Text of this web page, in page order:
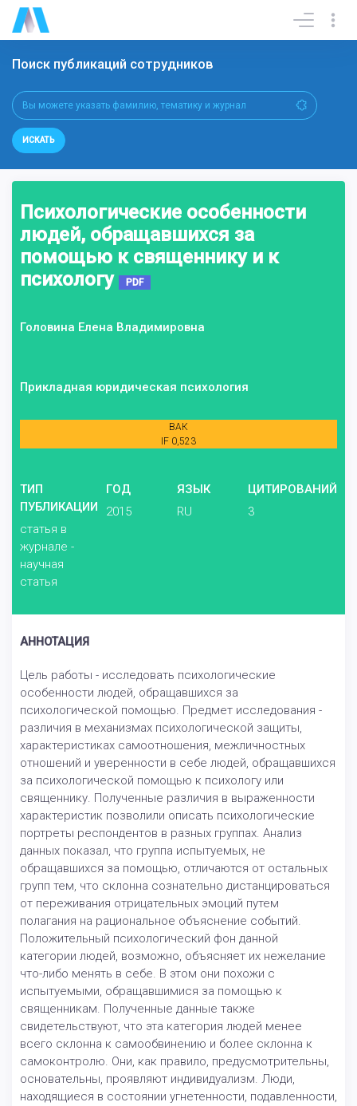
Поиск публикаций сотрудников
ИСКАТЬ
Психологические особенности
людей, обращавшихся за
помощью к священнику и к
психологу
PDF
Головина Елена Владимировна
Прикладная юридическая психология
ВАК
IF 0,523
ТИП
ПУБЛИКАЦИИ
статья в
журнале -
научная
статья
ГОД
2015
ЯЗЫК
RU
ЦИТИРОВАНИЙ
3
АННОТАЦИЯ
Цель работы - исследовать психологические
особенности людей, обращавшихся за
психологической помощью. Предмет исследования -
различия в механизмах психологической защиты,
характеристиках самоотношения, межличностных
отношений и уверенности в себе людей, обращавшихся
за психологической помощью к психологу или
священнику. Полученные различия в выраженности
характеристик позволили описать психологические
портреты респондентов в разных группах. Анализ
данных показал, что группа испытуемых, не
обращавшихся за помощью, отличаются от остальных
групп тем, что склонна сознательно дистанцироваться
от переживания отрицательных эмоций путем
полагания на рациональное объяснение событий.
Положительный психологический фон данной
категории людей, возможно, объясняет их нежелание
что-либо менять в себе. В этом они похожи с
испытуемыми, обращавшимися за помощью к
священникам. Полученные данные также
свидетельствуют, что эта категория людей менее
всего склонна к самообвинению и более склонна к
самоконтролю. Они, как правило, предусмотрительны,
основательны, проявляют индивидуализм. Люди,
находящиеся в состоянии угнетенности, подавленности,